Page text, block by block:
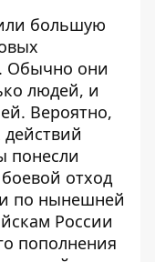
большую
Обычно они
людей, и
Вероятно,
действий
понесли
отход
по нынешней
России
пополнения